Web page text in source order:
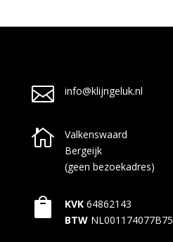
 info@klijngeluk.nl

Valkenswaard
Bergeijk
(geen bezoekadres)
 KVK 64862143
BTW NL001174077B75